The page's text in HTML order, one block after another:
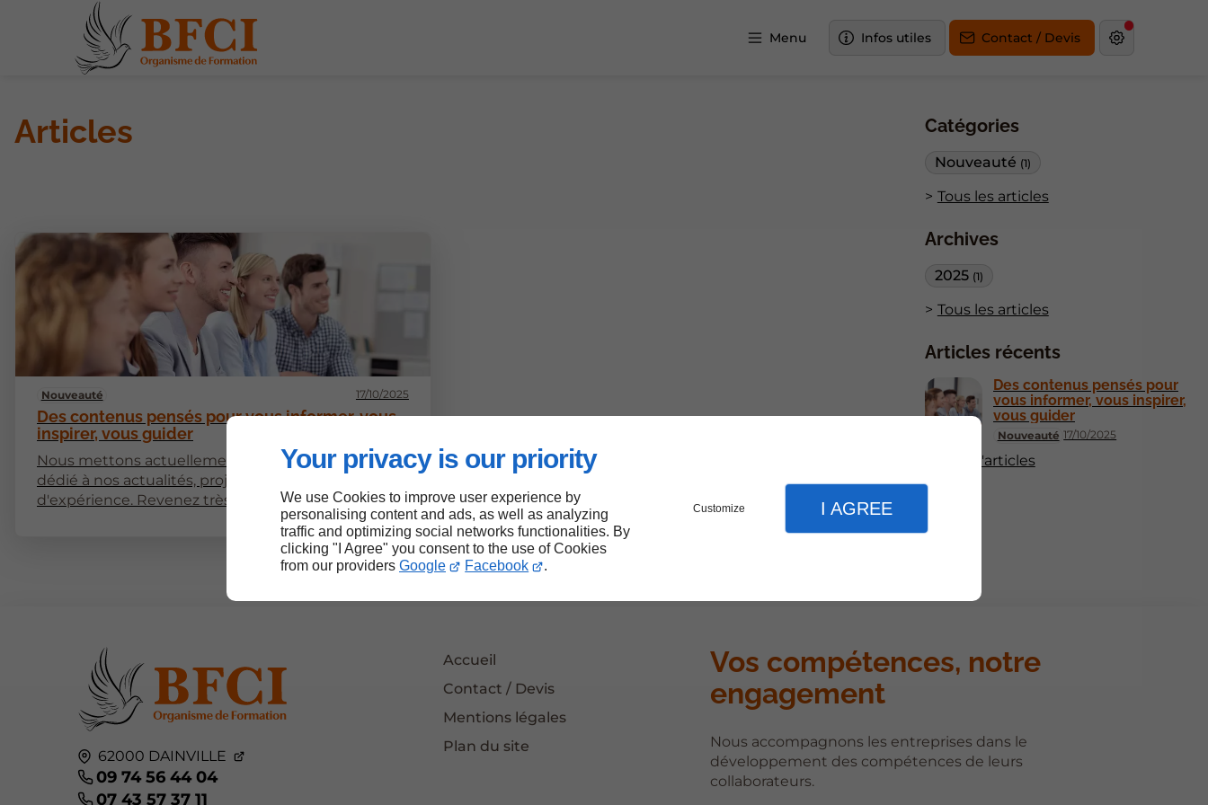
Your privacy is our priority
We use Cookies to improve user experience by
personalising content and ads, as well as analyzing
traffic and optimizing social networks functionalities. By
clicking "I Agree" you consent to the use of Cookies
from our providers Google Facebook .
Customize I AGREE
Menu Infos utiles Contact / Devis
Catégories
Nouveauté (1)
Tous les articles
Archives
2025 (1)
Tous les articles
Articles récents
Nouveauté 17/10/2025
Des contenus pensés pour
vous informer, vous inspirer,
vous guider
Plus d'articles
Articles
Nouveauté 17/10/2025
Des contenus pensés pour vous informer, vous
inspirer, vous guider
Nous mettons actuellement en place un espace
dédié à nos actualités, projets et partages
d'expérience. Revenez très bientôt pour découvrir
62000 DAINVILLE
09 74 56 44 04
07 43 57 37 11
Accueil
Contact / Devis
Mentions légales
Plan du site
Vos compétences, notre
engagement
Nous accompagnons les entreprises dans le
développement des compétences de leurs
collaborateurs.